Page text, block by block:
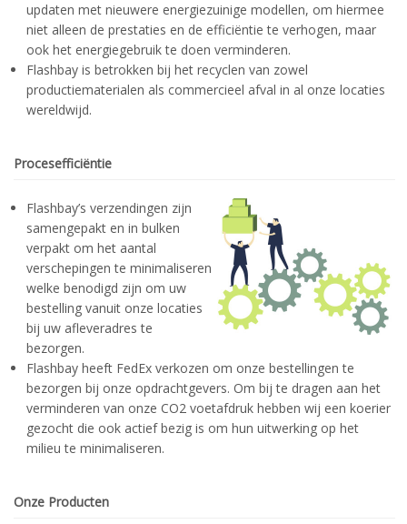
updaten met nieuwere energiezuinige modellen, om hiermee
niet alleen de prestaties en de efficiëntie te verhogen, maar
ook het energiegebruik te doen verminderen.
Flashbay is betrokken bij het recyclen van zowel
productiematerialen als commercieel afval in al onze locaties
wereldwijd.
Procesefficiëntie
Flashbay’s verzendingen zijn
samengepakt en in bulken
verpakt om het aantal
verschepingen te minimaliseren
welke benodigd zijn om uw
bestelling vanuit onze locaties
bij uw afleveradres te
bezorgen.
Flashbay heeft FedEx verkozen om onze bestellingen te
bezorgen bij onze opdrachtgevers. Om bij te dragen aan het
verminderen van onze CO2 voetafdruk hebben wij een koerier
gezocht die ook actief bezig is om hun uitwerking op het
milieu te minimaliseren.
Onze Producten